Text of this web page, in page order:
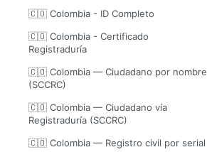
🇨🇴 Colombia - ID Completo
🇨🇴 Colombia - Certificado
Registraduría
🇨🇴 Colombia — Ciudadano por nombre
(SCCRC)
🇨🇴 Colombia — Ciudadano vía
Registraduría (SCCRC)
🇨🇴 Colombia — Registro civil por serial